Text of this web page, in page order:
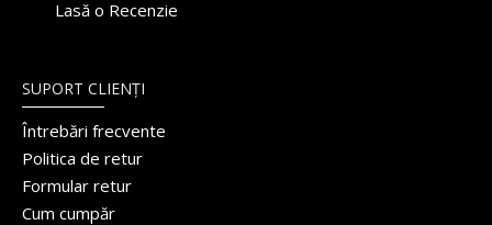
Lasă o Recenzie
SUPORT CLIENȚI
Întrebări frecvente
Politica de retur
Formular retur
Cum cumpăr